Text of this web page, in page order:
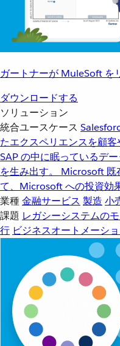
ガートナーが MuleSoft を
ダウンロードする
ソリューション
統合ユースケース
たエクスペリエンスを顧
SAP の中に眠っているデ
を生み出す。
Microsoft 既
て、Microsoft への投資効
業種金融サービス 製造 小
課題 レガシーシステムの
行 ビジネスオートメーシ